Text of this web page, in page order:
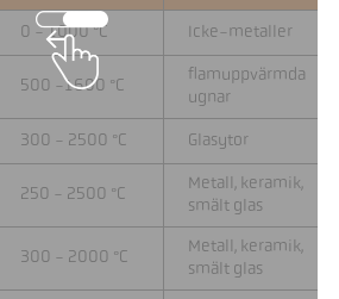
0 - 1000 °C Icke-metaller
500 -1600 °C
flamuppvärmda
ugnar
300 - 2500 °C Glasytor
250 - 2500 °C
Metall, keramik,
smält glas
300 - 2000 °C
Metall, keramik,
smält glas